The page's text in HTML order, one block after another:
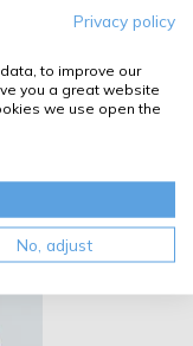
Privacy policy
to improve our
you a great website
we use open the
No, adjust